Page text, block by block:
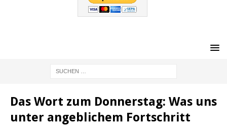
Das Wort zum Donnerstag: Was uns
unter angeblichem Fortschritt